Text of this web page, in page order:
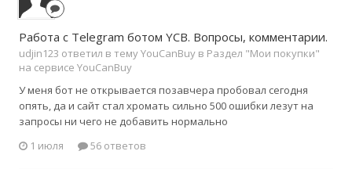
Работа с Telegram ботом YCB. Вопросы, комментарии.
udjin123 ответил в тему YouCanBuy в Раздел "Мои покупки"
на сервисе YouCanBuy
У меня бот не открывается позавчера пробовал сегодня
опять, да и сайт стал хромать сильно 500 ошибки лезут на
запросы ни чего не добавить нормально
1 июля
56 ответов